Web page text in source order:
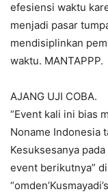
efesiensi waktu
menjadi pasar
mendisiplinkan
waktu. MANTAPPP.
AJANG UJI COBA.
“Event kali ini bias
Noname Indonesia
Kesuksesanya
event berikutnya”